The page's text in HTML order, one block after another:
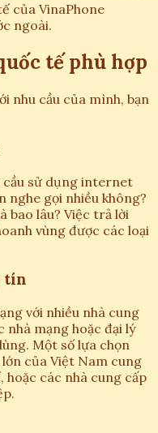
của VinaPhone
ngoài.
tế phù hợp
nhu cầu của mình, bạn
cầu sử dụng internet
nghe gọi nhiều không?
bao lâu? Việc trả lời
vùng được các loại
tín
với nhiều nhà cung
nhà mạng hoặc đại lý
Một số lựa chọn
của Việt Nam cung
hoặc các nhà cung cấp